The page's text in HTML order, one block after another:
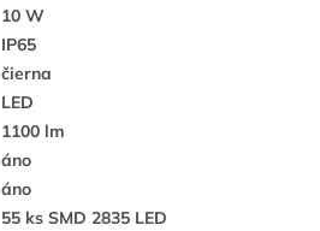
10 W
IP65
čierna
LED
1100 lm
áno
áno
55 ks SMD 2835 LED